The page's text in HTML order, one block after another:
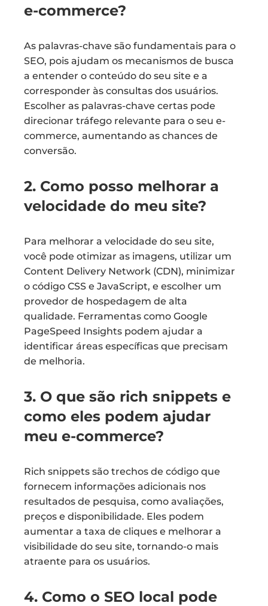
e-commerce?
As palavras-chave são fundamentais para o
SEO, pois ajudam os mecanismos de busca
a entender o conteúdo do seu site e a
corresponder às consultas dos usuários.
Escolher as palavras-chave certas pode
direcionar tráfego relevante para o seu e-
commerce, aumentando as chances de
conversão.
2. Como posso melhorar a
velocidade do meu site?
Para melhorar a velocidade do seu site,
você pode otimizar as imagens, utilizar um
Content Delivery Network (CDN), minimizar
o código CSS e JavaScript, e escolher um
provedor de hospedagem de alta
qualidade. Ferramentas como Google
PageSpeed Insights podem ajudar a
identificar áreas específicas que precisam
de melhoria.
3. O que são rich snippets e
como eles podem ajudar
meu e-commerce?
Rich snippets são trechos de código que
fornecem informações adicionais nos
resultados de pesquisa, como avaliações,
preços e disponibilidade. Eles podem
aumentar a taxa de cliques e melhorar a
visibilidade do seu site, tornando-o mais
atraente para os usuários.
4. Como o SEO local pode